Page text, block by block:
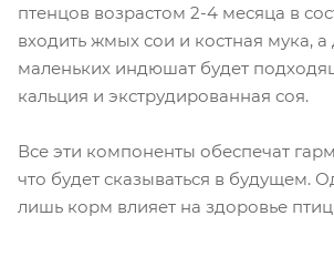
птенцов возрастом 2-4 месяца в
входить жмых сои и костная мука, а
маленьких индюшат будет
кальция и экструдированная соя.
Все эти компоненты обеспечат
что будет сказываться в будущем.
лишь корм влияет на здоровье